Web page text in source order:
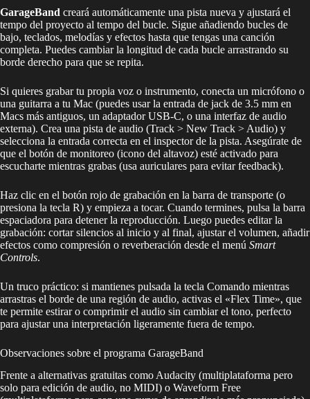
GarageBand creará automáticamente una pista nueva y ajustará el
tempo del proyecto al tempo del bucle. Sigue añadiendo bucles de
bajo, teclados, melodías y efectos hasta que tengas una canción
completa. Puedes cambiar la longitud de cada bucle arrastrando su
borde derecho para que se repita.
Si quieres grabar tu propia voz o instrumento, conecta un micrófono o
una guitarra a tu Mac (puedes usar la entrada de jack de 3.5 mm en
Macs más antiguos, un adaptador USB-C, o una interfaz de audio
externa). Crea una pista de audio (Track > New Track > Audio) y
selecciona la entrada correcta en el inspector de la pista. Asegúrate de
que el botón de monitoreo (icono del altavoz) esté activado para
escucharte mientras grabas (usa auriculares para evitar feedback).
Haz clic en el botón rojo de grabación en la barra de transporte (o
presiona la tecla R) y empieza a tocar. Cuando termines, pulsa la barra
espaciadora para detener la reproducción. Luego puedes editar la
grabación: cortar silencios al inicio y al final, ajustar el volumen, añadir
efectos como compresión o reverberación desde el menú Smart
Controls.
Un truco práctico: si mantienes pulsada la tecla Comando mientras
arrastras el borde de una región de audio, activas el «Flex Time», que
te permite estirar o comprimir el audio sin cambiar el tono, perfecto
para ajustar una interpretación ligeramente fuera de tempo.
Observaciones sobre el programa GarageBand
Frente a alternativas gratuitas como Audacity (multiplataforma pero
solo para edición de audio, no MIDI) o Waveform Free